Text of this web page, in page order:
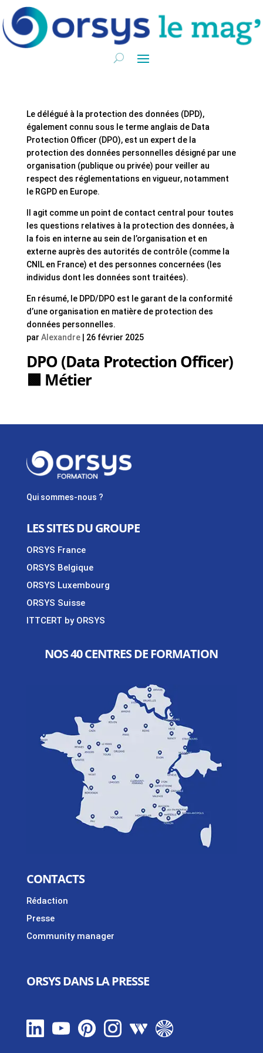
DPO (Data Protection Officer)
🟩 Métier
par Alexandre| 26 février 2025
Le délégué à la protection des données (DPD),
également connu sous le terme anglais de Data
Protection Officer (DPO), est un expert de la
protection des données personnelles désigné par une
organisation (publique ou privée) pour veiller au
respect des réglementations en vigueur, notamment
le RGPD en Europe.
Il agit comme un point de contact central pour toutes
les questions relatives à la protection des données, à
la fois en interne au sein de l’organisation et en
externe auprès des autorités de contrôle (comme la
CNIL en France) et des personnes concernées (les
individus dont les données sont traitées).
En résumé, le DPD/DPO est le garant de la conformité
d’une organisation en matière de protection des
données personnelles.
Qui sommes-nous ?
LES SITES DU GROUPE
ORSYS France
ORSYS Belgique
ORSYS Luxembourg
ORSYS Suisse
ITTCERT by ORSYS
NOS 40 CENTRES DE FORMATION
CONTACTS
Rédaction
Presse
Community manager
ORSYS DANS LA PRESSE